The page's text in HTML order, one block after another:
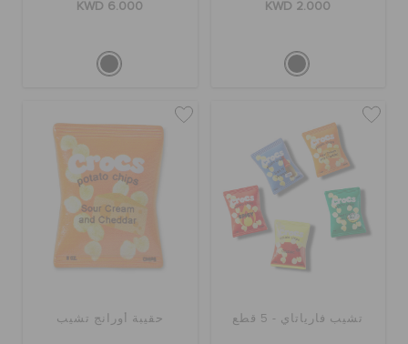
KWD 2.000
KWD 6.000
تشيب فارياتاي - 5 قطع حقيبة أورانج تشيب